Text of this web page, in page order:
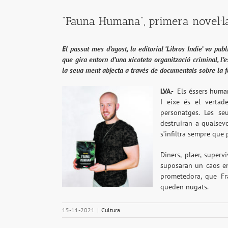
“Fauna Humana”, primera
El passat mes d’agost, la editorial ‘Libros Indie’ va
que gira entorn d’una xicoteta organització criminal,
la seua ment abjecta a través de documentals sobre la
LVA.- Els éssers
I eixe és el
personatges. Les
destruiran a
s’infiltra sempre que
Diners, plaer,
suposaran un caos
prometedora, que
queden nugats.
15-11-2021 | Cultura